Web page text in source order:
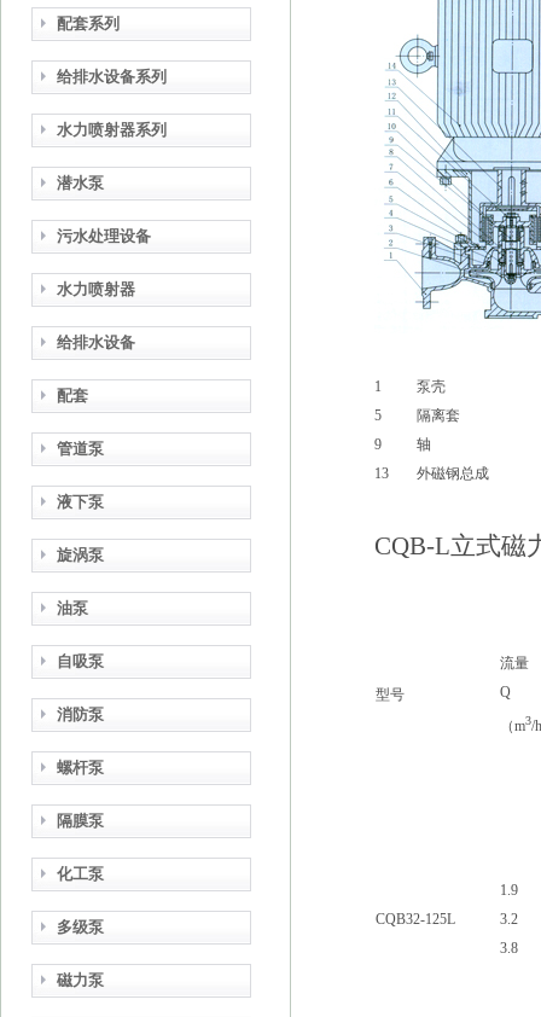
配套系列
给排水设备系列
水力喷射器系列
潜水泵
污水处理设备
水力喷射器
给排水设备
配套
管道泵
液下泵
旋涡泵
油泵
自吸泵
消防泵
螺杆泵
隔膜泵
化工泵
多级泵
磁力泵
1
泵壳
5
隔离套
9
轴
13
外磁钢总成
CQB-L立式磁
型号
流量
Q
（m3/
CQB32-125L
1.9
3.2
3.8